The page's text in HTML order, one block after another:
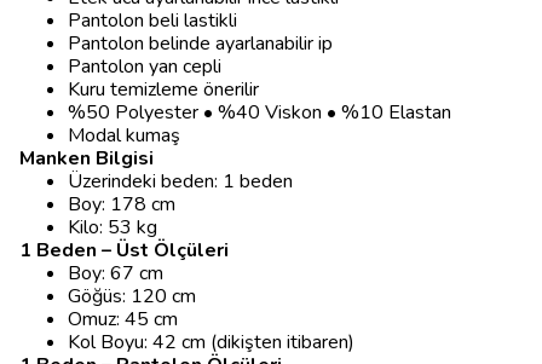
Pantolon beli lastikli
Pantolon belinde ayarlanabilir ip
Pantolon yan cepli
Kuru temizleme önerilir
%50 Polyester • %40 Viskon • %10 Elastan
Modal kumaş
Manken Bilgisi
Üzerindeki beden: 1 beden
Boy: 178 cm
Kilo: 53 kg
1 Beden – Üst Ölçüleri
Boy: 67 cm
Göğüs: 120 cm
Omuz: 45 cm
Kol Boyu: 42 cm (dikişten itibaren)